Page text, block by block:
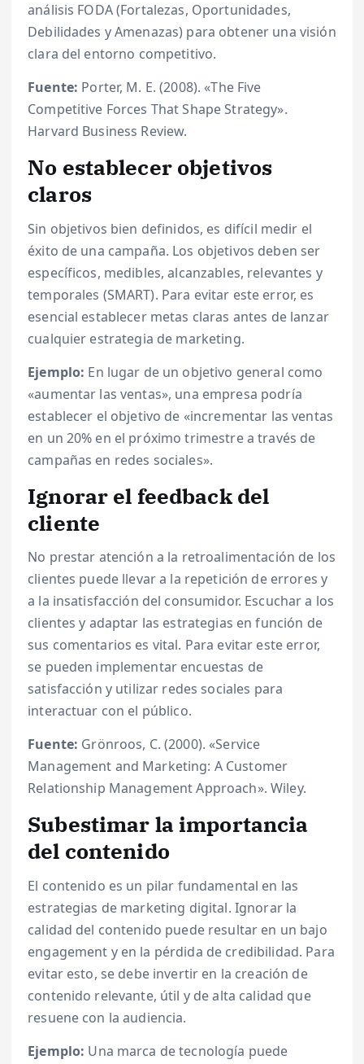
análisis FODA (Fortalezas, Oportunidades,
Debilidades y Amenazas) para obtener una visión
clara del entorno competitivo.
Fuente: Porter, M. E. (2008). «The Five
Competitive Forces That Shape Strategy».
Harvard Business Review.
No establecer objetivos
claros
Sin objetivos bien definidos, es difícil medir el
éxito de una campaña. Los objetivos deben ser
específicos, medibles, alcanzables, relevantes y
temporales (SMART). Para evitar este error, es
esencial establecer metas claras antes de lanzar
cualquier estrategia de marketing.
Ejemplo: En lugar de un objetivo general como
«aumentar las ventas», una empresa podría
establecer el objetivo de «incrementar las ventas
en un 20% en el próximo trimestre a través de
campañas en redes sociales».
Ignorar el feedback del
cliente
No prestar atención a la retroalimentación de los
clientes puede llevar a la repetición de errores y
a la insatisfacción del consumidor. Escuchar a los
clientes y adaptar las estrategias en función de
sus comentarios es vital. Para evitar este error,
se pueden implementar encuestas de
satisfacción y utilizar redes sociales para
interactuar con el público.
Fuente: Grönroos, C. (2000). «Service
Management and Marketing: A Customer
Relationship Management Approach». Wiley.
Subestimar la importancia
del contenido
El contenido es un pilar fundamental en las
estrategias de marketing digital. Ignorar la
calidad del contenido puede resultar en un bajo
engagement y en la pérdida de credibilidad. Para
evitar esto, se debe invertir en la creación de
contenido relevante, útil y de alta calidad que
resuene con la audiencia.
Ejemplo: Una marca de tecnología puede